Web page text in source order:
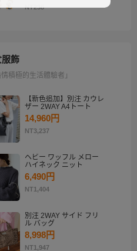
NT238
飾
積極的生活體驗者」
【新色追加】別注 カウレ
ザー 2WAY A4トート
14,960円
NT3,237
ヘビー ワッフル メロー
ハイネック ニット
6,490円
NT1,404
別注 2WAY サイド フリ
ル バッグ
8,998円
NT1,947